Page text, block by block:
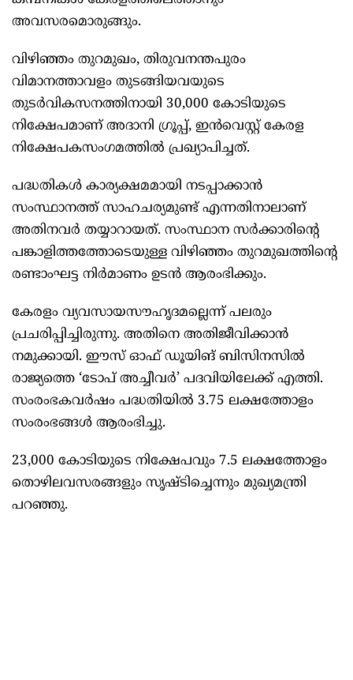
അവസരമൊരുങ്ങും.
വിഴിഞ്ഞം തുറമുഖം, തിരുവനന്തപുരം
വിമാനത്താവളം തുടങ്ങിയവയുടെ
തുടർവികസനത്തിനായി 30,000 കോടിയുടെ
നിക്ഷേപമാണ് അദാനി ഗ്രൂപ്പ്, ഇൻവെസ്റ്റ് കേരള
നിക്ഷേപകസംഗമത്തിൽ പ്രഖ്യാപിച്ചത്.
പദ്ധതികൾ കാര്യക്ഷമമായി നടപ്പാക്കാൻ
സംസ്ഥാനത്ത് സാഹചര്യമുണ്ട് എന്നതിനാലാണ്
അതിനവർ തയ്യാറായത്. സംസ്ഥാന സർക്കാരിന്റെ
പങ്കാളിത്തത്തോടെയുള്ള വിഴിഞ്ഞം തുറമുഖത്തിന്റെ
രണ്ടാംഘട്ട നിർമാണം ഉടൻ ആരംഭിക്കും.
കേരളം വ്യവസായസൗഹൃദമല്ലെന്ന് പലരും
പ്രചരിപ്പിച്ചിരുന്നു. അതിനെ അതിജീവിക്കാൻ
നമുക്കായി. ഈസ് ഓഫ് ഡൂയിങ് ബിസിനസിൽ
രാജ്യത്തെ ‘ടോപ് അച്ചീവർ’ പദവിയിലേക്ക് എത്തി.
സംരംഭകവർഷം പദ്ധതിയിൽ 3.75 ലക്ഷത്തോളം
സംരംഭങ്ങൾ ആരംഭിച്ചു.
23,000 കോടിയുടെ നിക്ഷേപവും 7.5 ലക്ഷത്തോളം
തൊഴിലവസരങ്ങളും സൃഷ്ടിച്ചെന്നും മുഖ്യമന്ത്രി
പറഞ്ഞു.